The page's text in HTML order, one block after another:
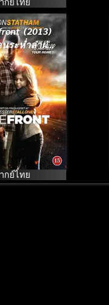
(2013)
ระห่ำล่าผ่า
เมือง
กย์ไทย